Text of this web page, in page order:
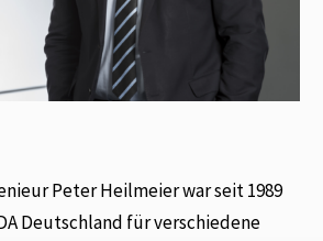
Peter Heilmeier war seit 1989
Deutschland für verschiedene